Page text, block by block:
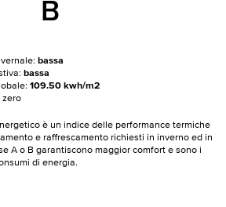
B
bassa
bassa
109.50 kwh/m2
zero
è un indice delle performance termiche
e raffrescamento richiesti in inverno ed in
A o B garantiscono maggior comfort e sono i
di energia.